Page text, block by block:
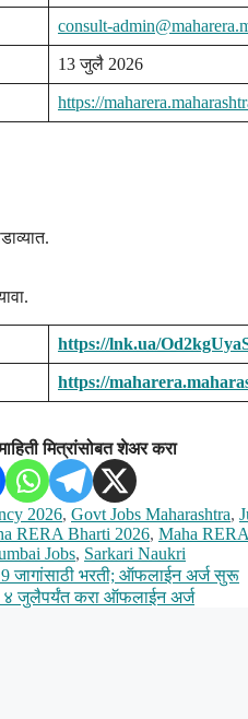
consult-
13 जुलै 2026
https://
https://lnk.ua/
https://
मित्रांसोबत शेअर करा
2026, Govt Jobs Maharashtra,
RERA Bharti 2026, Maha
Jobs, Sarkari Naukri
जागांसाठी भरती; ऑफलाईन अर्ज सुरू
४ जुलैपर्यंत करा ऑफलाईन अर्ज